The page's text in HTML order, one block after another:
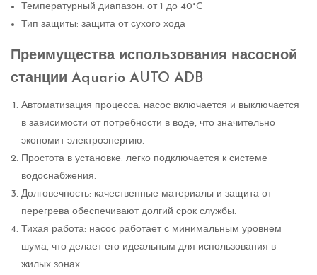
Температурный диапазон: от 1 до 40°C
Тип защиты: защита от сухого хода
Преимущества использования насосной
станции Aquario AUTO ADB
Автоматизация процесса: насос включается и выключается
в зависимости от потребности в воде, что значительно
экономит электроэнергию.
Простота в установке: легко подключается к системе
водоснабжения.
Долговечность: качественные материалы и защита от
перегрева обеспечивают долгий срок службы.
Тихая работа: насос работает с минимальным уровнем
шума, что делает его идеальным для использования в
жилых зонах.